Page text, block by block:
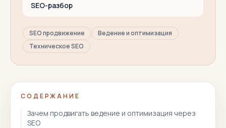
SEO-разбор
SEO продвижение
Ведение и оптимизация
Техническое SEO
СОДЕРЖАНИЕ
Зачем продвигать ведение и оптимизация через
SEO